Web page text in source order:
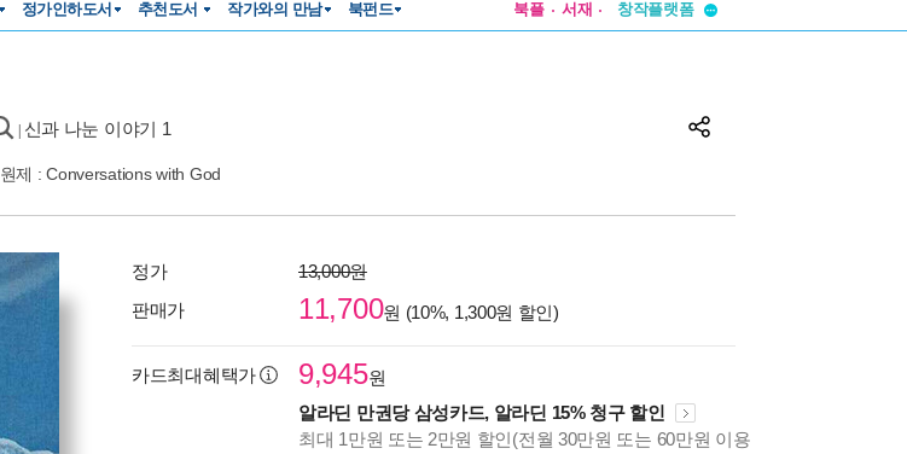
정가인하도서 추천도서 작가와의 만남 북펀드 북플 서재
창작플랫폼
신과 나눈 이야기 1
원제 : Conversations with God
정가
13,000원
판매가
11,700원 (10%, 1,300원 할인)
카드최대혜택가 9,945원
알라딘 만권당 삼성카드, 알라딘 15% 청구 할인
최대 1만원 또는 2만원 할인(전월 30만원 또는 60만원 이용